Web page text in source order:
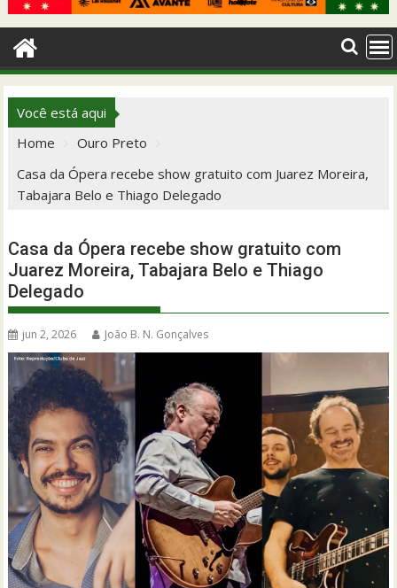
Você está aqui
Home
Ouro Preto
Casa da Ópera recebe show gratuito com Juarez Moreira,
Tabajara Belo e Thiago Delegado
Casa da Ópera recebe show gratuito com
Juarez Moreira, Tabajara Belo e Thiago
Delegado
jun 2, 2026 João B. N. Gonçalves